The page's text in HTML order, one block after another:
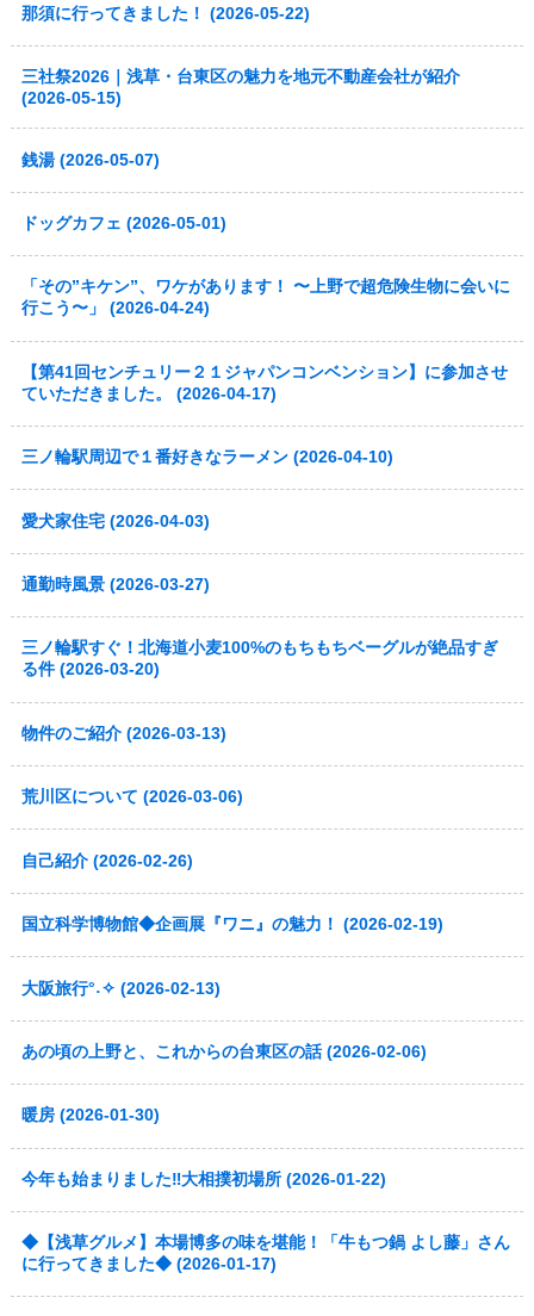
那須に行ってきました！ (2026-05-22)
三社祭2026｜浅草・台東区の魅力を地元不動産会社が紹介
(2026-05-15)
銭湯 (2026-05-07)
ドッグカフェ (2026-05-01)
「その”キケン”、ワケがあります！ 〜上野で超危険生物に会いに
行こう〜」 (2026-04-24)
【第41回センチュリー２１ジャパンコンベンション】に参加させ
ていただきました。 (2026-04-17)
三ノ輪駅周辺で１番好きなラーメン (2026-04-10)
愛犬家住宅 (2026-04-03)
通勤時風景 (2026-03-27)
三ノ輪駅すぐ！北海道小麦100%のもちもちベーグルが絶品すぎ
る件 (2026-03-20)
物件のご紹介 (2026-03-13)
荒川区について (2026-03-06)
自己紹介 (2026-02-26)
国立科学博物館◆企画展『ワニ』の魅力！ (2026-02-19)
大阪旅行°˖✧ (2026-02-13)
あの頃の上野と、これからの台東区の話 (2026-02-06)
暖房 (2026-01-30)
今年も始まりました‼大相撲初場所 (2026-01-22)
◆【浅草グルメ】本場博多の味を堪能！「牛もつ鍋 よし藤」さん
に行ってきました◆ (2026-01-17)